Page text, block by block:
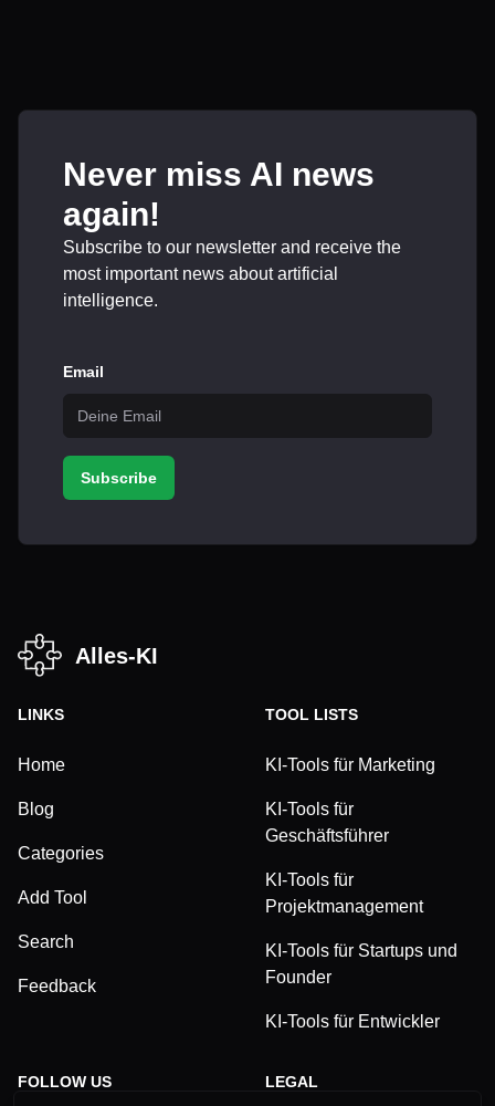
Never miss AI news
again!
Subscribe to our newsletter and receive the
most important news about artificial
intelligence.
Email
Subscribe
Alles-KI
LINKS
Home
Blog
Categories
Add Tool
Search
Feedback
TOOL LISTS
KI-Tools für Marketing
KI-Tools für
Geschäftsführer
KI-Tools für
Projektmanagement
KI-Tools für Startups und
Founder
KI-Tools für Entwickler
FOLLOW US LEGAL